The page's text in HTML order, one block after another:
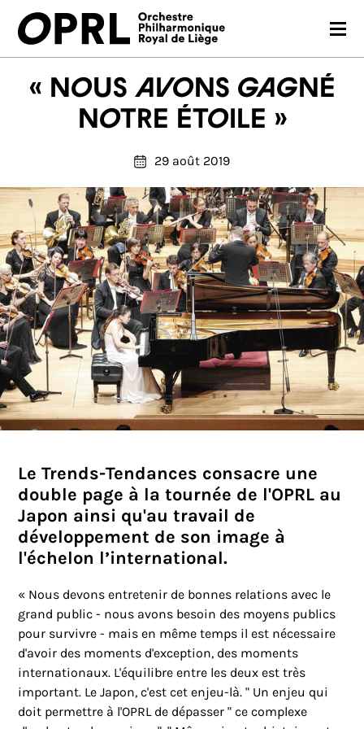
CONCERTS
SAISON 26-27
OPRL
EN PRATIQUE
MÉDIAS
NOUS SOUTENIR
FR
« Nous avons gagné
notre étoile »
29 août 2019
Le Trends-Tendances consacre une
double page à la tournée de l'OPRL au
Japon ainsi qu'au travail de
développement de son image à
l'échelon l’international.
« Nous devons entretenir de bonnes relations avec le
grand public - nous avons besoin des moyens publics
pour survivre - mais en même temps il est nécessaire
d'avoir des moments d'exception, des moments
internationaux. L'équilibre entre les deux est très
important. Le Japon, c'est cet enjeu-là. " Un enjeu qui
doit permettre à l'OPRL de dépasser " ce complexe